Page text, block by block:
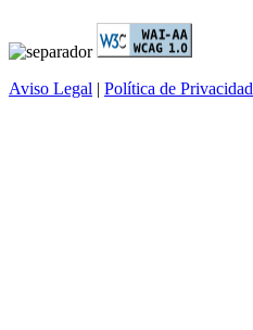
Aviso Legal | Política de Privacidad